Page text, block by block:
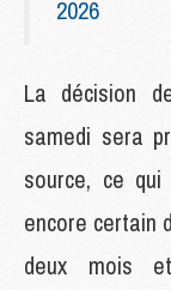
2026
La décision
samedi sera
source, ce
encore certain
deux mois